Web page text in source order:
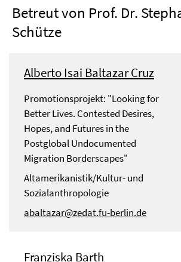
Betreut von Prof. Dr.
Schütze
Alberto Isai Baltazar Cruz
Promotionsprojekt: "Looking for
Better Lives. Contested Desires,
Hopes, and Futures in the
Postglobal Undocumented
Migration Borderscapes"
Altamerikanistik/Kultur- und
Sozialanthropologie
abaltazar@zedat.fu-berlin.de
Franziska Barth